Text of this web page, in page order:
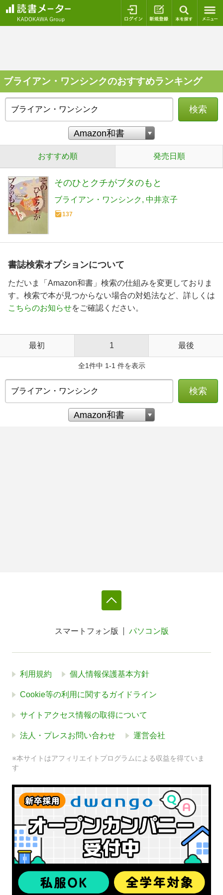
ログイン 新規登録
ブライアン・ワンシンクのおすすめランキング
検索
おすすめ順 発売日順
そのひとクチがブタのもと
ブライアン・ワンシンク 中井京子
137
書誌検索オプションについて
ただいま「Amazon和書」検索の仕組みを変更しておりま
す。検索で本が見つからない場合の対処法など、詳しくは
こちらのお知らせをご確認ください。
最初 1 最後
全1件中 1-1 件を表示
検索
スマートフォン版 パソコン版
利用規約 個人情報保護基本方針
Cookie等の利用に関するガイドライン
サイトアクセス情報の取得について
法人・プレスお問い合わせ 運営会社
※本サイトはアフィリエイトプログラムによる収益を得ていま
す